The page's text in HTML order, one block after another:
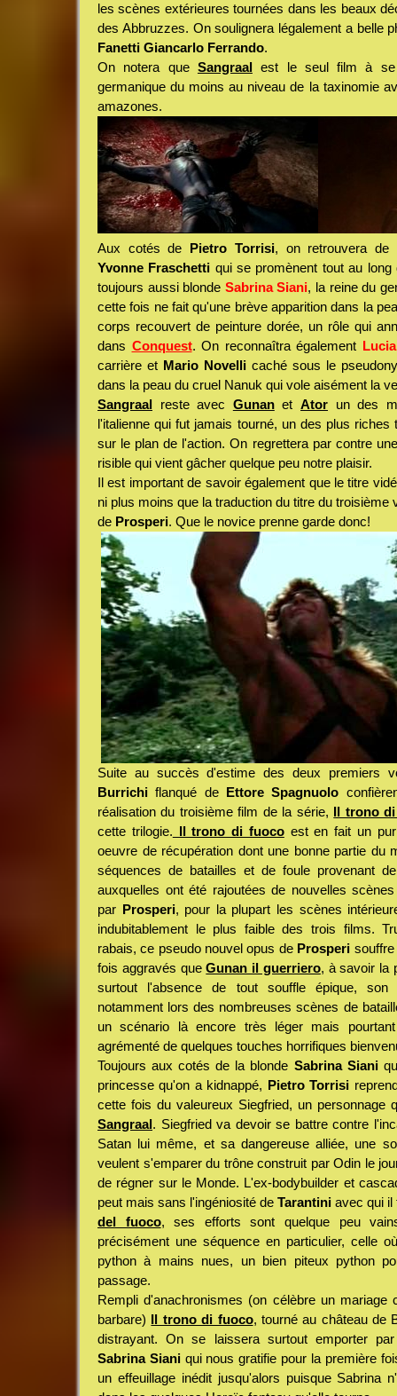
les scènes extérieures tournées dans les beaux
des Abbruzzes. On soulignera légalement a belle
Fanetti Giancarlo Ferrando.
On notera que Sangraalest le seul film à se
germanique du moins au niveau de la taxinomie
amazones.
Aux cotés de Pietro Torrisi, on retrouvera de
Yvonne Fraschetti qui se promènent tout au
toujours aussi blonde Sabrina Siani, la reine du
cette fois ne fait qu'une brève apparition dans la
corps recouvert de peinture dorée, un rôle qui
dans Conquest. On reconnaîtra également
carrière et Mario Novelli caché sous le
dans la peau du cruel Nanuk qui vole aisément la
Sangraal reste avec GunanetAtor un des
l'italienne qui fut jamais tourné, un des plus
sur le plan de l'action. On regrettera par contre
risible qui vient gâcher quelque peu notre plaisir.
Il est important de savoir également que le titre
ni plus moins que la traduction du titre du troisième
de Prosperi. Que le novice prenne garde donc!
Suite au succès d'estime des deux premiers
Burrichi flanqué de Ettore Spagnuolo
réalisation du troisième film de la série, Il trono
cette trilogie. Il trono di fuocoest en fait un pur
oeuvre de récupération dont une bonne partie du
séquences de batailles et de foule provenant
auxquelles ont été rajoutées de nouvelles
par Prosperi, pour la plupart les scènes
indubitablement le plus faible des trois films.
rabais, ce pseudo nouvel opus de Prosperi
fois aggravés queGunan il guerriero, à savoir la
surtout l'absence de tout souffle épique, son
notamment lors des nombreuses scènes de
un scénario là encore très léger mais
agrémenté de quelques touches horrifiques
Toujours aux cotés de la blonde Sabrina Siani
princesse qu'on a kidnappé, Pietro Torrisi
cette fois du valeureux Siegfried, un personnage
Sangraal. Siegfried va devoir se battre contre
Satan lui même, et sa dangereuse alliée, une
veulent s'emparer du trône construit par Odin le
de régner sur le Monde. L'ex-bodybuilder et
peut mais sans l'ingéniosité de Tarantini avec qui
del fuoco, ses efforts sont quelque peu
précisément une séquence en particulier, celle
python à mains nues, un bien piteux python
passage.
Rempli d'anachronismes (on célèbre un mariage
barbare) Il trono di fuoco, tourné au château de
distrayant. On se laissera surtout emporter
Sabrina Sianiqui nous gratifie pour la première
un effeuillage inédit jusqu'alors puisque Sabrina